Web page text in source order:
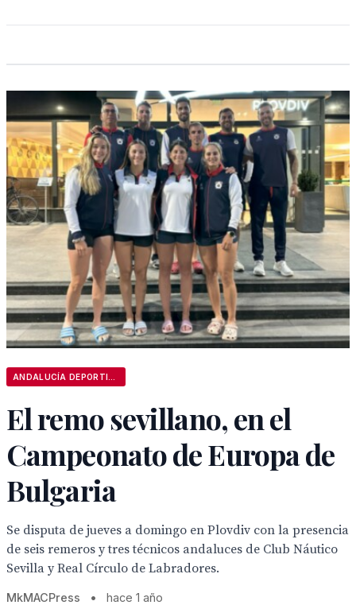
El remo sevillano, en el
Campeonato de Europa de
Bulgaria
Se disputa de jueves a domingo en Plovdiv con la presencia
de seis remeros y tres técnicos andaluces de Club Náutico
Sevilla y Real Círculo de Labradores.
MkMACPress • hace 1 año